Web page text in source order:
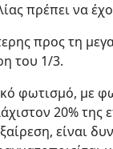
πρέπει να
προς τη
του 1/3.
φωτισμό, με
20% της
είναι